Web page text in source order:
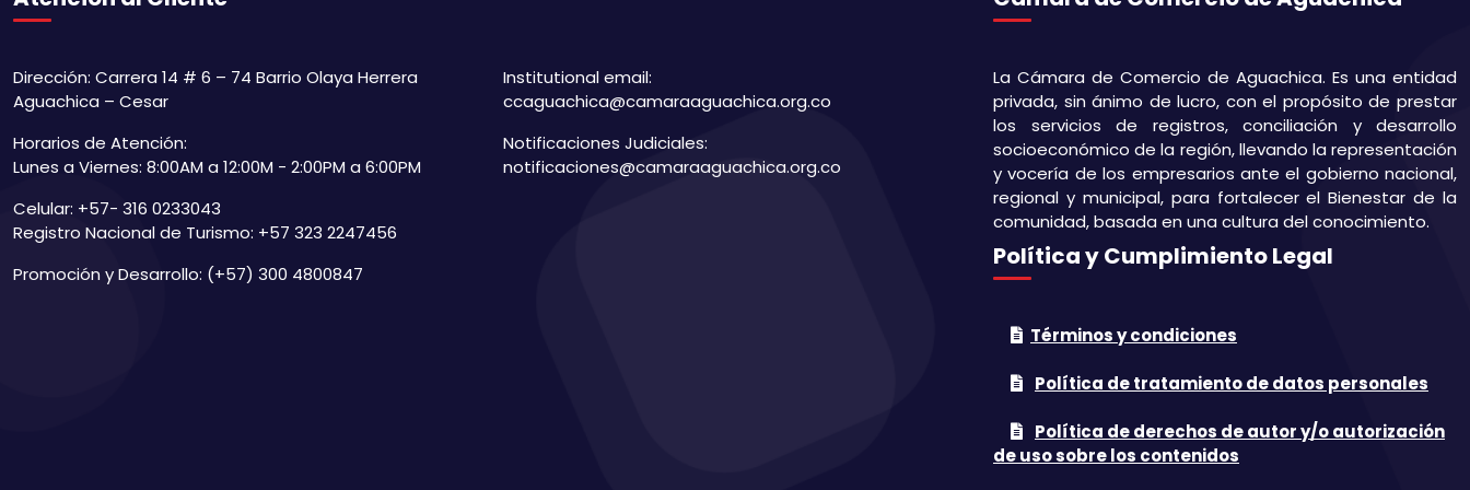
Dirección: Carrera 14 # 6 – 74 Barrio Olaya Herrera
Aguachica – Cesar
Horarios de Atención:
Lunes a Viernes: 8:00AM a 12:00M - 2:00PM a 6:00PM
Celular: +57- 316 0233043
Registro Nacional de Turismo: +57 323 2247456
Promoción y Desarrollo: (+57) 300 4800847
Institutional email:
ccaguachica@camaraaguachica.org.co
Notificaciones Judiciales:
notificaciones@camaraaguachica.org.co
La Cámara de Comercio de Aguachica. Es una entidad
privada, sin ánimo de lucro, con el propósito de prestar
los servicios de registros, conciliación y desarrollo
socioeconómico de la región, llevando la representación
y vocería de los empresarios ante el gobierno nacional,
regional y municipal, para fortalecer el Bienestar de la
comunidad, basada en una cultura del conocimiento.
Política y Cumplimiento Legal
Términos y condiciones
Política de tratamiento de datos personales
Política de derechos de autor y/o autorización
de uso sobre los contenidos